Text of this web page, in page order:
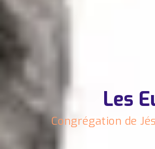
Les
Congrégation de